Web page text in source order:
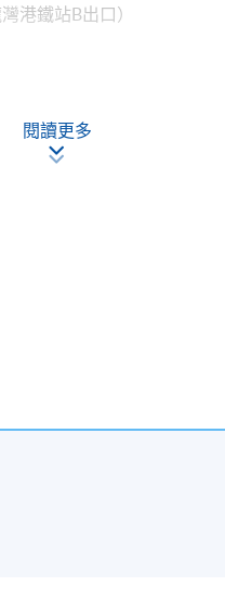
港鐵站B出口）
Apply Now
閱讀更多